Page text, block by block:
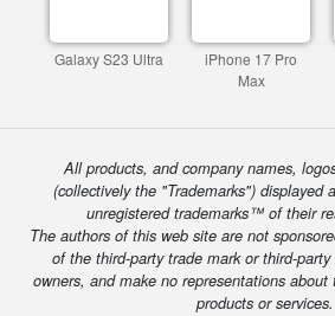
Galaxy S23 Ultra
iPhone 17 Pro
Max
All products, and company names,
(collectively the "Trademarks") displayed
unregistered trademarks™ of their
The authors of this web site are not
of the third-party trade mark or third-
owners, and make no representations
products or services.